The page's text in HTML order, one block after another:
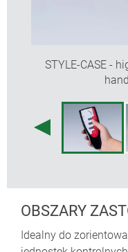
STYLE-CASE -
OBSZARY
Idealny do